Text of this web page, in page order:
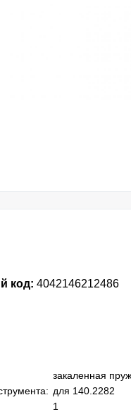
код: 4042146212486
закаленная
для 140.2282
1